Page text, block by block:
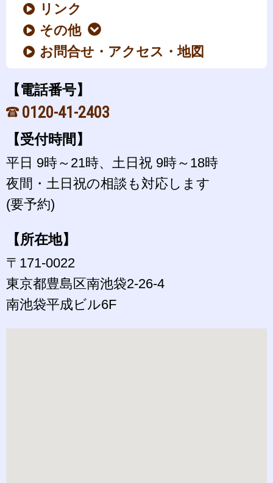
リンク
その他
お問合せ・アクセス・地図
【電話番号】
0120-41-2403
【受付時間】
平日 9時～21時、土日祝 9時～18時
夜間・土日祝の相談も対応します
(要予約)
【所在地】
〒171-0022
東京都豊島区南池袋2-26-4
南池袋平成ビル6F